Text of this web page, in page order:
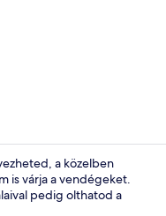
a közelben
is várja a vendégeket.
pedig olthatod a